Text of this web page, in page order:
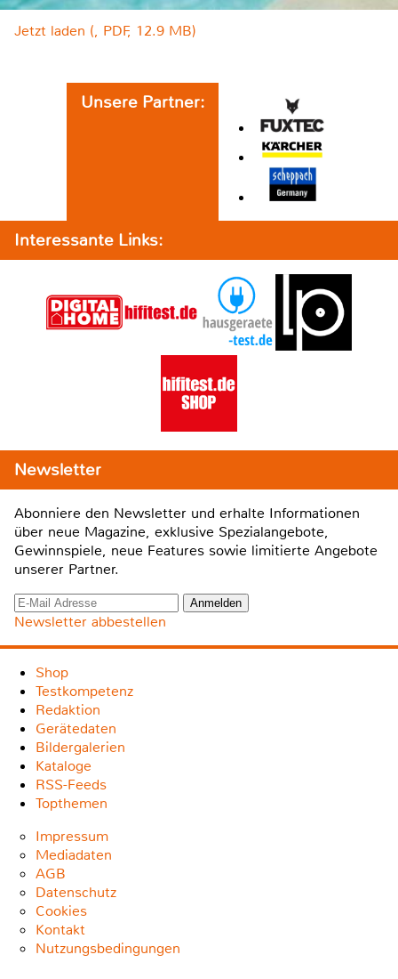
Jetzt laden (, PDF, 12.9 MB)
Unsere Partner:
Interessante Links:
Newsletter
Abonniere den Newsletter und erhalte Informationen
über neue Magazine, exklusive Spezialangebote,
Gewinnspiele, neue Features sowie limitierte Angebote
unserer Partner.
Newsletter abbestellen
Shop
Testkompetenz
Redaktion
Gerätedaten
Bildergalerien
Kataloge
RSS-Feeds
Topthemen
Impressum
Mediadaten
AGB
Datenschutz
Cookies
Kontakt
Nutzungsbedingungen